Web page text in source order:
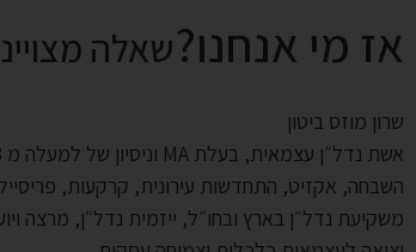
אז מי אנחנו?שאלה
שרון מוזס ביטון
השבחה, אקזיט, התחדשות עירונית, קרקעות,
משקיעת נדל״ן בארץ ובחו״ל, ייזמית נדל״ן, מרצה